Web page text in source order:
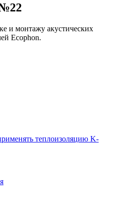
и монтажу акустических
Ecophon.
теплоизоляцию K-